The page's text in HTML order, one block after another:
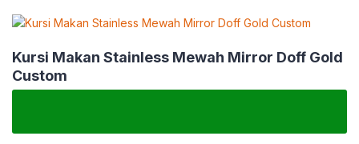
Kursi Makan Stainless Mewah Mirror Doff Gold
Custom